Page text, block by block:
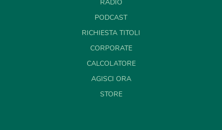
RADIO
PODCAST
RICHIESTA TITOLI
CORPORATE
CALCOLATORE
AGISCI ORA
STORE